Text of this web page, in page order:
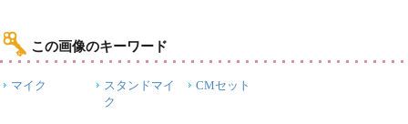
この画像のキーワード
マイク
スタンドマイ
ク
CMセット